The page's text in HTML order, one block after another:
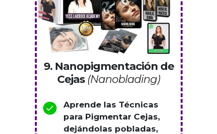
9. Nanopigmentación de
Cejas (Nanoblading)
Aprende las Técnicas
para Pigmentar Cejas,
dejándolas pobladas,